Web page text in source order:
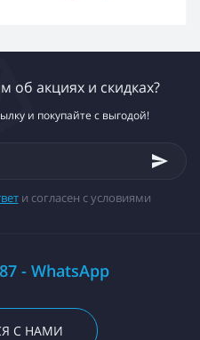
об акциях и скидках?
и покупайте с выгодой!
и согласен с условиями
- WhatsApp
С НАМИ